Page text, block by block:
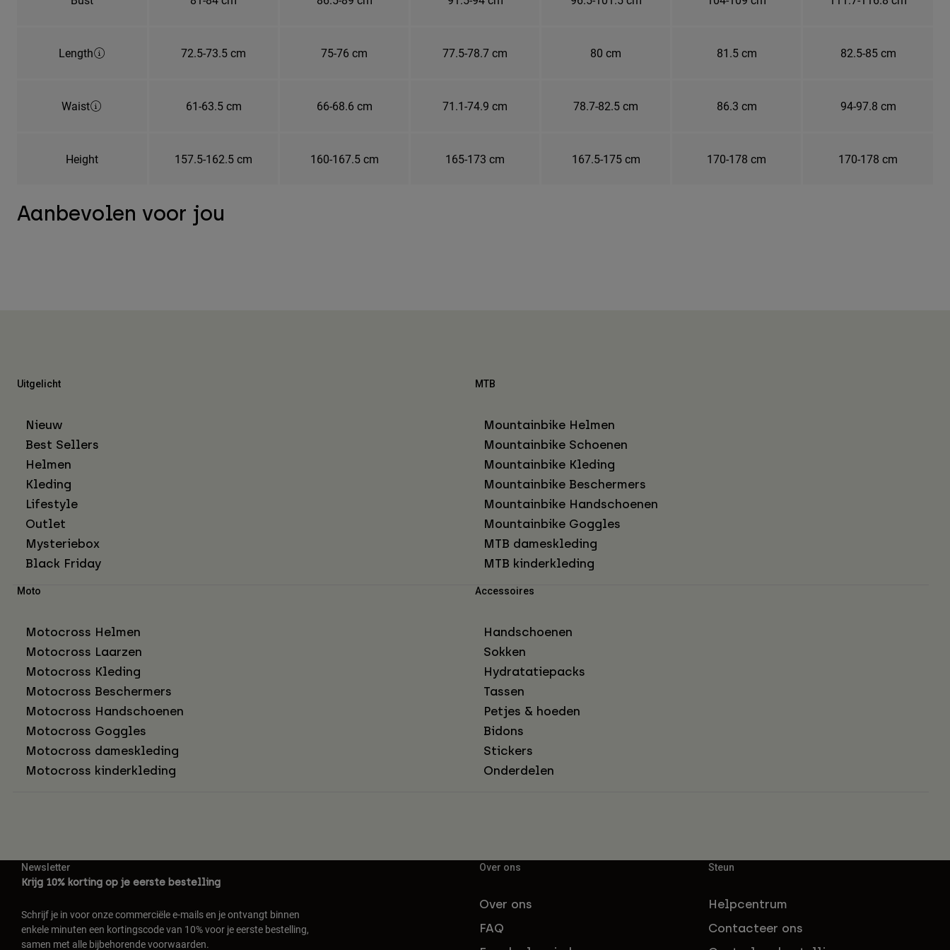
Length 72.5-73.5 cm 75-76 cm 77.5-78.7 cm 80 cm 81.5 cm 82.5-85 cm
Waist 61-63.5 cm 66-68.6 cm 71.1-74.9 cm 78.7-82.5 cm 86.3 cm 94-97.8 cm
Height 157.5-162.5 cm 160-167.5 cm 165-173 cm 167.5-175 cm 170-178 cm 170-178 cm
Aanbevolen voor jou
Uitgelicht
Nieuw
Best Sellers
Helmen
Kleding
Lifestyle
Outlet
Mysteriebox
Black Friday
MTB
Mountainbike Helmen
Mountainbike Schoenen
Mountainbike Kleding
Mountainbike Beschermers
Mountainbike Handschoenen
Mountainbike Goggles
MTB dameskleding
MTB kinderkleding
Moto
Motocross Helmen
Motocross Laarzen
Motocross Kleding
Motocross Beschermers
Motocross Handschoenen
Motocross Goggles
Motocross dameskleding
Motocross kinderkleding
Accessoires
Handschoenen
Sokken
Hydratatiepacks
Tassen
Petjes & hoeden
Bidons
Stickers
Onderdelen
Newsletter
Krijg 10% korting op je eerste bestelling
Schrijf je in voor onze commerciële e-mails en je ontvangt binnen
enkele minuten een kortingscode van 10% voor je eerste bestelling,
samen met alle bijbehorende voorwaarden.
Over ons
Over ons
FAQ
Steun
Helpcentrum
Contacteer ons